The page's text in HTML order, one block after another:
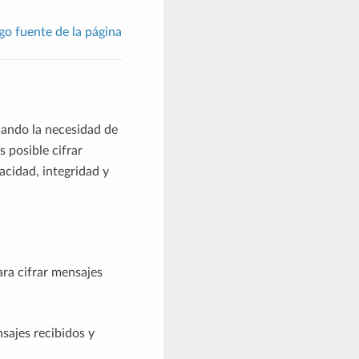
fuente de la página
la necesidad de
posible cifrar
integridad y
cifrar mensajes
recibidos y